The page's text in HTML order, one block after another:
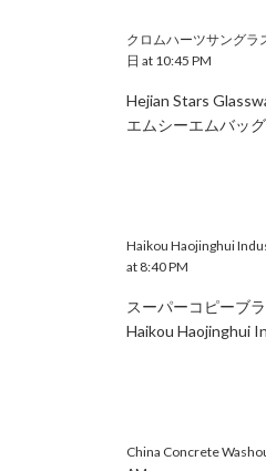
クロムハーツサングラ
日 at 10:45 PM
Hejian Stars
エムシーエムバッ
Haikou Haojinghui
at 8:40 PM
スーパーコピーブ
Haikou Haojinghui
China Concrete